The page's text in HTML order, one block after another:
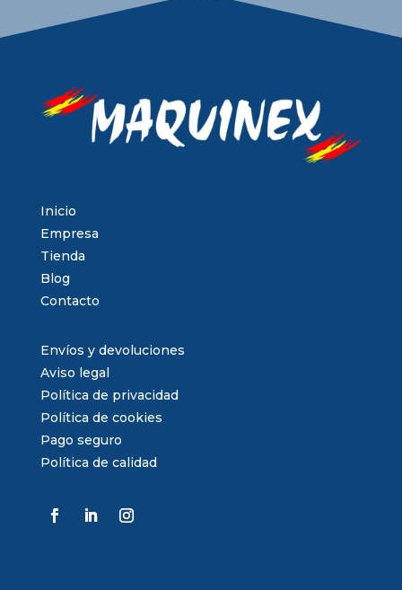
Inicio
Empresa
Tienda
Blog
Contacto
Envíos y devoluciones
Aviso legal
Política de privacidad
Política de cookies
Pago seguro
Política de calidad